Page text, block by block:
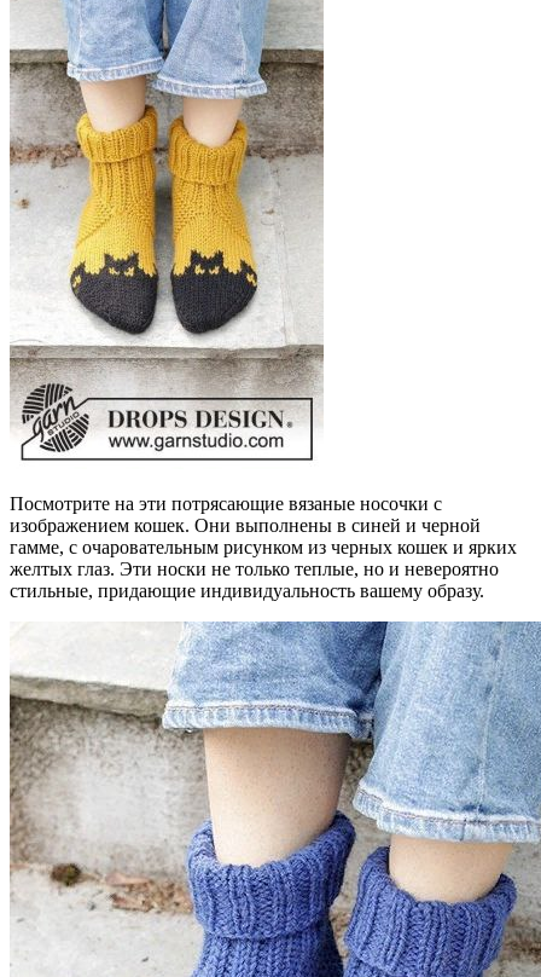
Посмотрите на эти потрясающие вязаные носочки с
изображением кошек. Они выполнены в синей и черной
гамме, с очаровательным рисунком из черных кошек и ярких
желтых глаз. Эти носки не только теплые, но и невероятно
стильные, придающие индивидуальность вашему образу.